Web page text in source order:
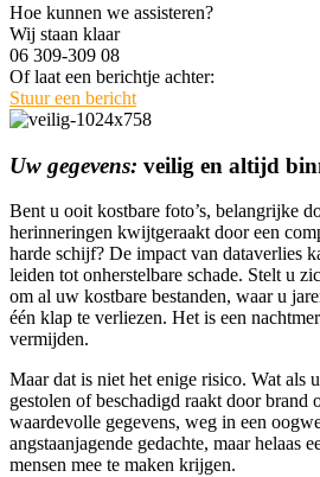
Hoe kunnen we assisteren?
Wij staan klaar
06 309-309 08
Of laat een berichtje achter:
Stuur een bericht
Uw gegevens: veilig en altijd
Bent u ooit kostbare foto’s, belangrijke
herinneringen kwijtgeraakt door een
harde schijf? De impact van dataverlies
leiden tot onherstelbare schade. Stelt u
om al uw kostbare bestanden, waar u
één klap te verliezen. Het is een
vermijden.
Maar dat is niet het enige risico. Wat als
gestolen of beschadigd raakt door brand
waardevolle gegevens, weg in een
angstaanjagende gedachte, maar helaas
mensen mee te maken krijgen.